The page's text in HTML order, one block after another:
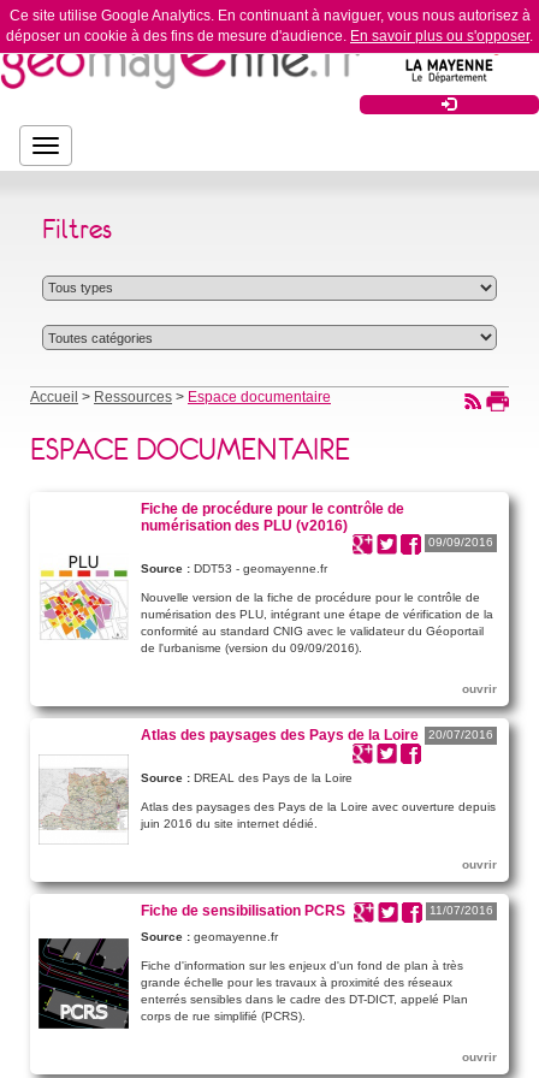
Ce site utilise Google Analytics. En continuant à naviguer, vous nous autorisez à
déposer un cookie à des fins de mesure d'audience. En savoir plus ou s'opposer.
Bouton
de
navigation
Bouton de navigation
Filtres
Accueil > Ressources > Espace documentaire
ESPACE DOCUMENTAIRE
Fiche de procédure pour le contrôle de
numérisation des PLU (v2016)
09/09/2016
Source : DDT53 - geomayenne.fr
Nouvelle version de la fiche de procédure pour le contrôle de
numérisation des PLU, intégrant une étape de vérification de la
conformité au standard CNIG avec le validateur du Géoportail
de l'urbanisme (version du 09/09/2016).
ouvrir
Atlas des paysages des Pays de la Loire 20/07/2016
Source : DREAL des Pays de la Loire
Atlas des paysages des Pays de la Loire avec ouverture depuis
juin 2016 du site internet dédié.
ouvrir
Fiche de sensibilisation PCRS
11/07/2016
Source : geomayenne.fr
Fiche d'information sur les enjeux d'un fond de plan à très
grande échelle pour les travaux à proximité des réseaux
enterrés sensibles dans le cadre des DT-DICT, appelé Plan
corps de rue simplifié (PCRS).
ouvrir